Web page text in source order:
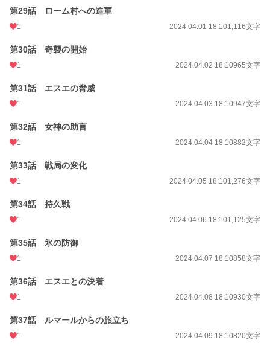
第29話 ローム村への進軍
1 2024.04.01 18:101,116文字
第30話 奇襲の開始
1 2024.04.02 18:10965文字
第31話 エスエの脅威
1 2024.04.03 18:10947文字
第32話 女神の助言
1 2024.04.04 18:10882文字
第33話 戦局の変化
1 2024.04.05 18:101,276文字
第34話 持久戦
1 2024.04.06 18:101,125文字
第35話 氷の防御
1 2024.04.07 18:10858文字
第36話 エスエとの決着
1 2024.04.08 18:10930文字
第37話 ルマールからの旅立ち
1 2024.04.09 18:10820文字